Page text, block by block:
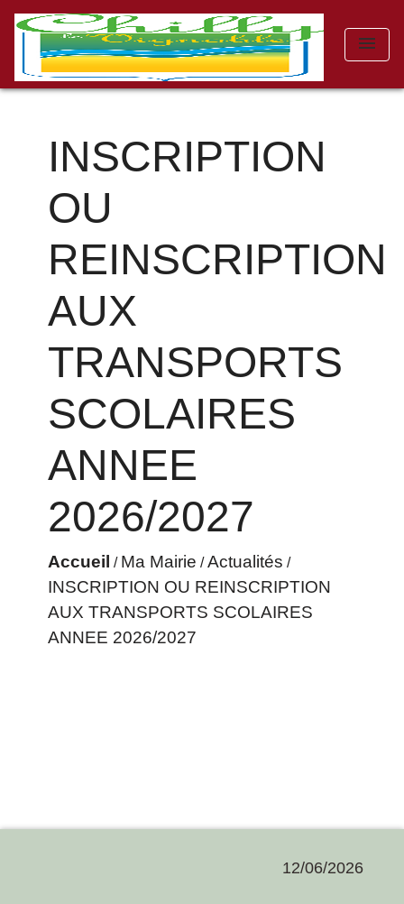
menu
INSCRIPTION
OU
REINSCRIPTION
AUX
TRANSPORTS
SCOLAIRES
ANNEE
2026/2027
Accueil / Ma Mairie /Actualités /
INSCRIPTION OU REINSCRIPTION
AUX TRANSPORTS SCOLAIRES
ANNEE 2026/2027
12/06/2026